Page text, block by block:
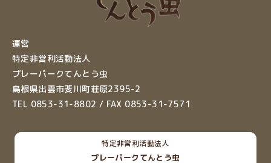
運営
特定非営利活動法人
プレーパークてんとう虫
島根県出雲市斐川町荘原2395-2
TEL 0853-31-8802 / FAX 0853-31-7571
特定非営利活動法人
プレーパークてんとう虫